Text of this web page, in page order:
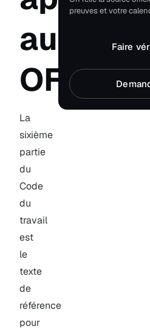
aux
OF
La
sixième
partie
du
Code
du
travail
est
le
texte
de
référence
pour
preuves et votre
Faire